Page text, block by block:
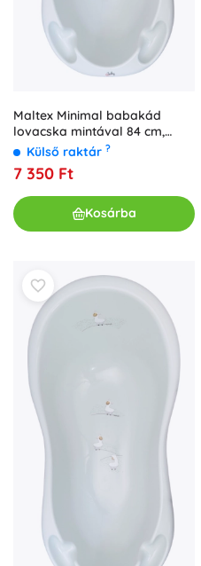
Maltex Minimal babakád
lovacska mintával 84 cm,
acélszürke
Külső raktár ?
7 350 Ft
Kosárba